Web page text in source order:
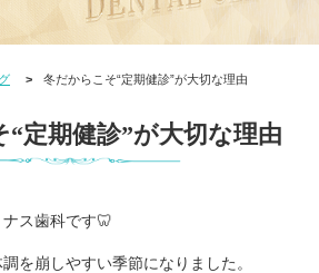
冬だからこそ“定期健診”が大切な理由
定期健診”が大切な理由
ス歯科です🦷
を崩しやすい季節になりました。